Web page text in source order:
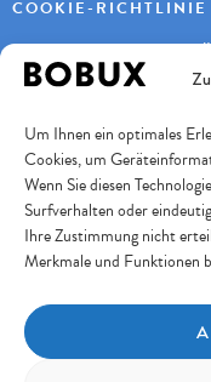
Um Ihnen ein optimales
Cookies, um
Wenn Sie diesen
Surfverhalten oder
Ihre Zustimmung nicht
Merkmale und Funktionen
COOKIE-RICHTLINIE
KAYBEE AG
TURBENWEG 9
3073 GÜMLIGEN
+41 31 951 11 10
FOLGE UNS